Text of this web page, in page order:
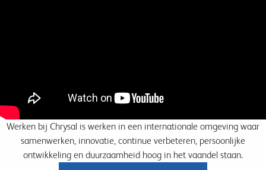
Werken bij Chrysal is werken in een internationale omgeving waar
samenwerken, innovatie, continue verbeteren, persoonlijke
ontwikkeling en duurzaamheid hoog in het vaandel staan.